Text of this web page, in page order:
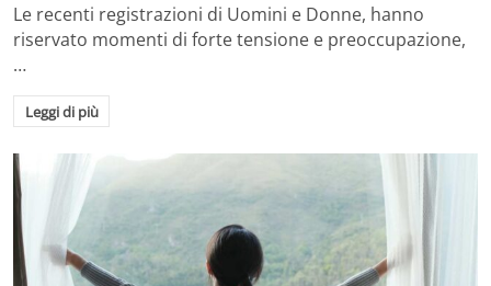
Le recenti registrazioni di Uomini e Donne, hanno
riservato momenti di forte tensione e preoccupazione,
…
Leggi di più